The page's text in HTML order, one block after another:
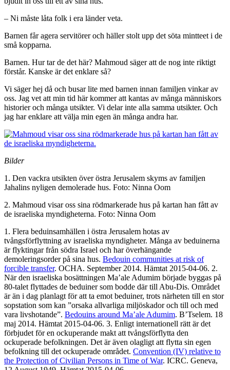
– Ni måste låta folk i era länder veta.
Barnen får agera servitörer och häller stolt upp det söta mintteet i de
små kopparna.
Barnen. Hur tar de det här? Mahmoud säger att de nog inte riktigt
förstår. Kanske är det enklare så?
Vi säger hej då och busar lite med barnen innan familjen vinkar av
oss. Jag vet att min tid här kommer att kantas av många människors
historier och många utsikter. Vi delar inte alla samma utsikter. Och
jag har enklare att välja min egen än många andra har.
Bilder
1. Den vackra utsikten över östra Jerusalem skyms av familjen
Jahalins nyligen demolerade hus. Foto: Ninna Oom
2. Mahmoud visar oss sina rödmarkerade hus på kartan han fått av
de israeliska myndigheterna. Foto: Ninna Oom
1. Flera beduinsamhällen i östra Jerusalem hotas av
tvångsförflyttning av israeliska myndigheter. Många av beduinerna
är flyktingar från södra Israel och har överhängande
demoleringsorder på sina hus. Bedouin communities at risk of
forcible transfer. OCHA. September 2014. Hämtat 2015-04-06. 2.
När den israeliska bosättningen Ma’ale Adumim började byggas på
80-talet flyttades de beduiner som bodde där till Abu-Dis. Området
är än i dag planlagt för att ta emot beduiner, trots närheten till en stor
sopstation som kan ”orsaka allvarliga miljöskador och till och med
vara livshotande”. Bedouins around Ma’ale Adumim. B’Tselem. 18
maj 2014. Hämtat 2015-04-06. 3. Enligt internationell rätt är det
förbjudet för en ockuperande makt att tvångsförflytta den
ockuperade befolkningen. Det är även olagligt att flytta sin egen
befolkning till det ockuperade området. Convention (IV) relative to
the Protection of Civilian Persons in Time of War. ICRC. Geneva,